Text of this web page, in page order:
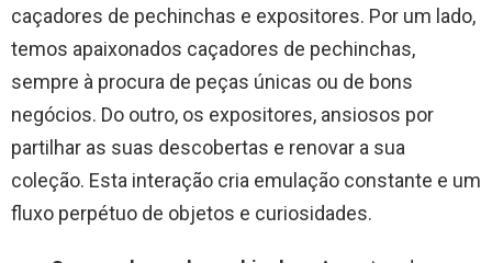
caçadores de pechinchas e expositores. Por um lado,
temos apaixonados caçadores de pechinchas,
sempre à procura de peças únicas ou de bons
negócios. Do outro, os expositores, ansiosos por
partilhar as suas descobertas e renovar a sua
coleção. Esta interação cria emulação constante e um
fluxo perpétuo de objetos e curiosidades.